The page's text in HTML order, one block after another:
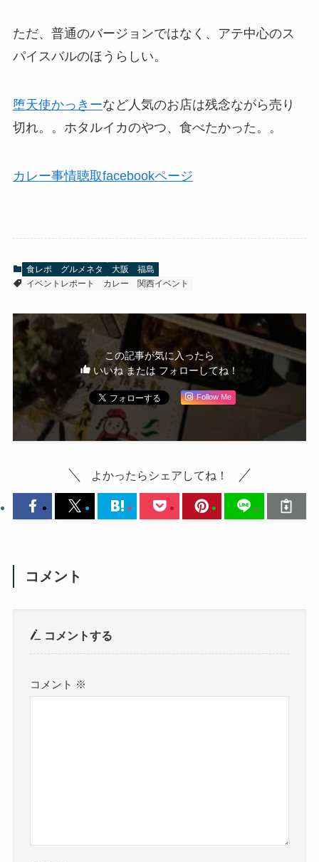
ただ、普通のバージョンではなく、アテ中心のス
パイスバルのほうらしい。
堕天使かっきーなど人気のお店は残念ながら売り
切れ。。ホタルイカのやつ、食べたかった。。
カレー事情聴取facebookページ
食レポ グルメネタ
大阪 福島
イベントレポート
カレー 関西イベント
この記事が気に入ったら
いいね または フォローしてね！
Follow Me
よかったらシェアしてね！
コメント
コメントする
コメント ※